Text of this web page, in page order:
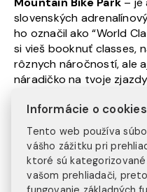
slovenských
ho označil ako “World
si vieš booknuť classes,
rôznych náročností, ale
náradičko na tvoje
[dropcaps
Art Museum– Múzeum,
umožňuje nahliadnuť do
Informácie o cookies
Tento web používa
vášho zážitku pri
ktoré sú
vašom prehliadači,